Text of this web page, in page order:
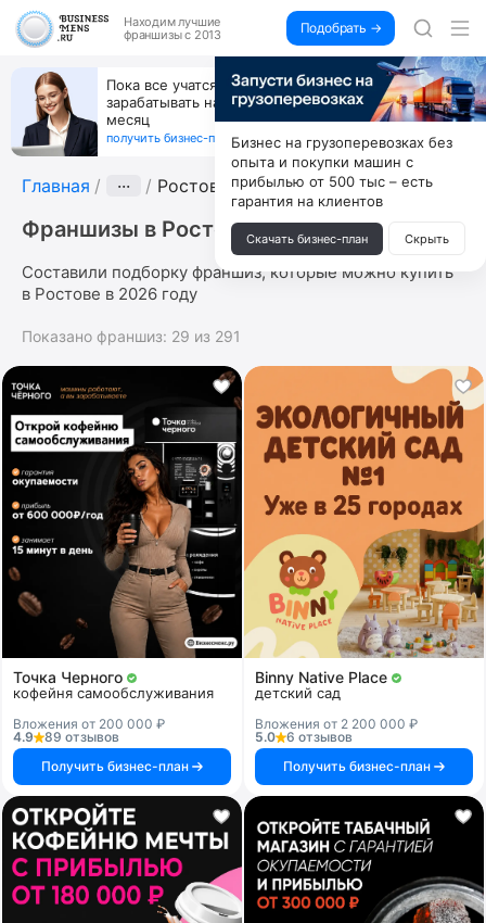
Находим лучшие
франшизы с 2013
Подобрать →
Пока все учатся пользоваться ИИ, вы можете
зарабатывать на их обучении по 500 тыс. каждый
месяц
получить бизнес-план ↓
Главная ··· Ростов
Франшизы в Ростове
Составили подборку франшиз, которые можно купить
в Ростове в 2026 году
Показано франшиз: 29 из 291
Точка Черного
кофейня самообслуживания
Вложения от 200 000 ₽
4.9
89 отзывов
Получить бизнес-план
Binny Native Place
детский сад
Вложения от 2 200 000 ₽
5.0
6 отзывов
Получить бизнес-план
Бизнес на грузоперевозках без
опыта и покупки машин с
прибылью от 500 тыс – есть
гарантия на клиентов
Скачать бизнес-план Скрыть